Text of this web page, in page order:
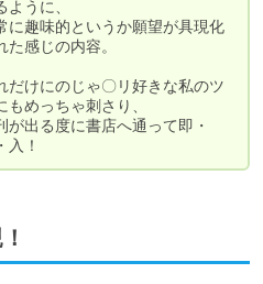
ように、
に趣味的というか願望が具現化
た感じの内容。
だけにのじゃ〇リ好きな私のツ
もめっちゃ刺さり、
が出る度に書店へ通って即・
入！